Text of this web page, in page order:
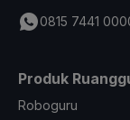
0815 7441
Produk
Roboguru